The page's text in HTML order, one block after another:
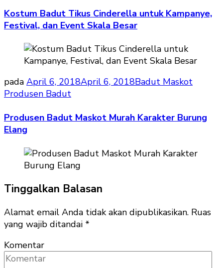
Kostum Badut Tikus Cinderella untuk Kampanye,
Festival, dan Event Skala Besar
pada April 6, 2018April 6, 2018Badut Maskot
Produsen Badut
Produsen Badut Maskot Murah Karakter Burung
Elang
Tinggalkan Balasan
Alamat email Anda tidak akan dipublikasikan. Ruas
yang wajib ditandai *
Komentar